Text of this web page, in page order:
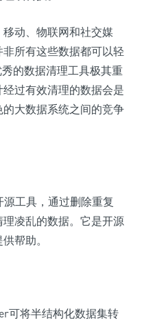
动、物联网和社交媒
所有这些数据都可以轻
的数据清理工具极其重
过有效清理的数据会是
大数据系统之间的竞争
源工具，通过删除重复
凌乱的数据。它是开源
帮助。
可将半结构化数据集转